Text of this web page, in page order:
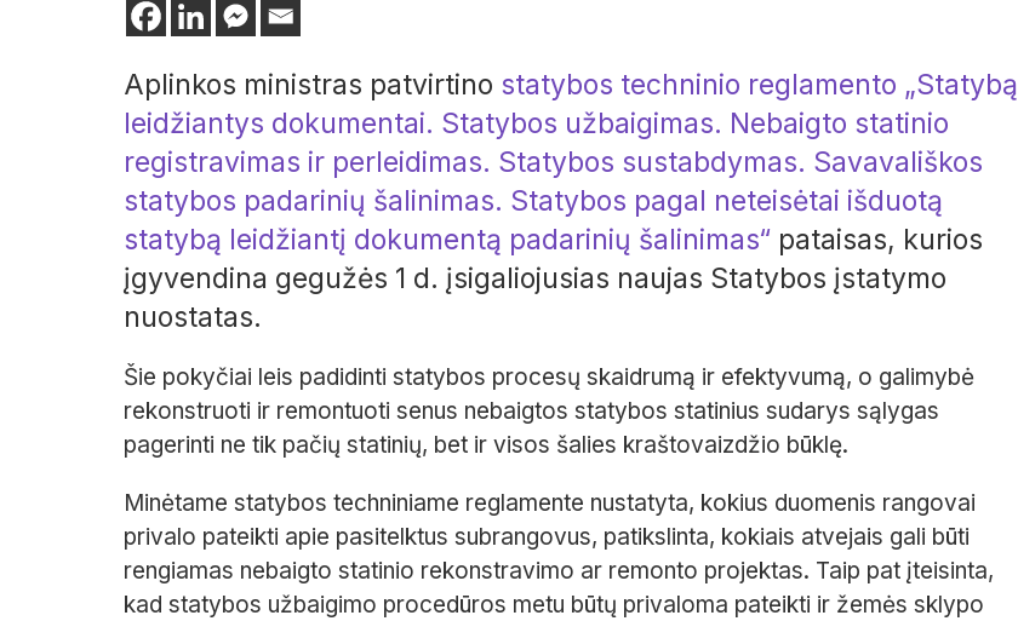
Aplinkos ministras patvirtino statybos techninio reglamento „Statybą
leidžiantys dokumentai. Statybos užbaigimas. Nebaigto statinio
registravimas ir perleidimas. Statybos sustabdymas. Savavališkos
statybos padarinių šalinimas. Statybos pagal neteisėtai išduotą
statybą leidžiantį dokumentą padarinių šalinimas“ pataisas, kurios
įgyvendina gegužės 1 d. įsigaliojusias naujas Statybos įstatymo
nuostatas.
Šie pokyčiai leis padidinti statybos procesų skaidrumą ir efektyvumą, o galimybė
rekonstruoti ir remontuoti senus nebaigtos statybos statinius sudarys sąlygas
pagerinti ne tik pačių statinių, bet ir visos šalies kraštovaizdžio būklę.
Minėtame statybos techniniame reglamente nustatyta, kokius duomenis rangovai
privalo pateikti apie pasitelktus subrangovus, patikslinta, kokiais atvejais gali būti
rengiamas nebaigto statinio rekonstravimo ar remonto projektas. Taip pat įteisinta,
kad statybos užbaigimo procedūros metu būtų privaloma pateikti ir žemės sklypo